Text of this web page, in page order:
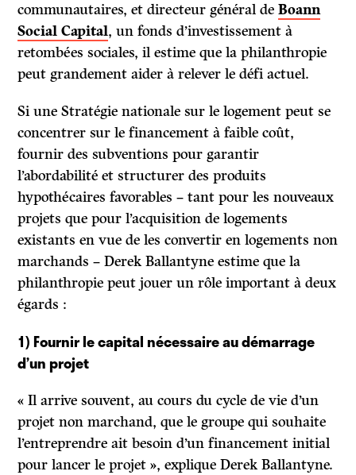
communautaires, et directeur général deBoann
Social Capital, un fonds d’investissement à
retombées sociales, il estime que la philanthropie
peut grandement aider à relever le défi actuel.
Si une Stratégie nationale sur le logement peut se
concentrer sur le financement à faible coût,
fournir des subventions pour garantir
l’abordabilité et structurer des produits
hypothécaires favorables – tant pour les nouveaux
projets que pour l’acquisition de logements
existants en vue de les convertir en logements non
marchands – Derek Ballantyne estime que la
philanthropie peut jouer un rôle important à deux
égards :
1) Fournir le capital nécessaire au démarrage
d’un projet
« Il arrive souvent, au cours du cycle de vie d’un
projet non marchand, que le groupe qui souhaite
l’entreprendre ait besoin d’un financement initial
pour lancer le projet », explique Derek Ballantyne.